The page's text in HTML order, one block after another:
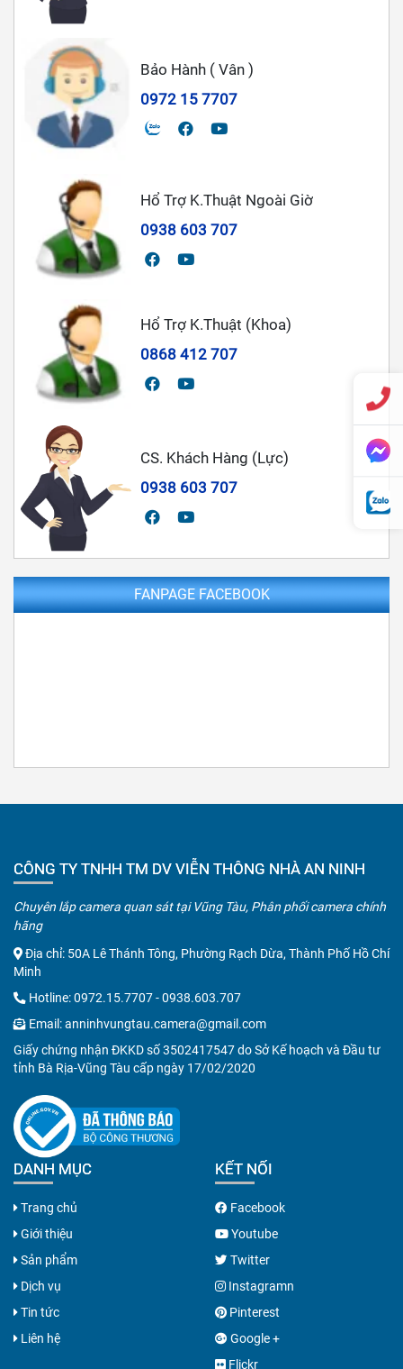
Bảo Hành ( Vân )
0972 15 7707
Hổ Trợ K.Thuật Ngoài Giờ
0938 603 707
Hổ Trợ K.Thuật (Khoa)
0868 412 707
CS. Khách Hàng (Lực)
0938 603 707
FANPAGE FACEBOOK
CÔNG TY TNHH TM DV VIỄN THÔNG NHÀ AN NINH
Chuyên lắp camera quan sát tại Vũng Tàu, Phân phối camera chính
hãng
Địa chỉ: 50A Lê Thánh Tông, Phường Rạch Dừa, Thành Phố Hồ Chí
Minh
Hotline:0972.15.7707-0938.603.707
Email:anninhvungtau.camera@gmail.com
Giấy chứng nhận ĐKKD số 3502417547 do Sở Kế hoạch và Đầu tư
tỉnh Bà Rịa-Vũng Tàu cấp ngày 17/02/2020
DANH MỤC
Trang chủ
Giới thiệu
Sản phẩm
Dịch vụ
Tin tức
Liên hệ
KẾT NỐI
Facebook
Youtube
Twitter
Instagramn
Pinterest
Google +
Flickr